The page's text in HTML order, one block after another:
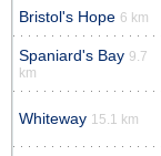
Bristol's Hope 6 km
Spaniard's Bay 9.7
km
Whiteway 15.1 km